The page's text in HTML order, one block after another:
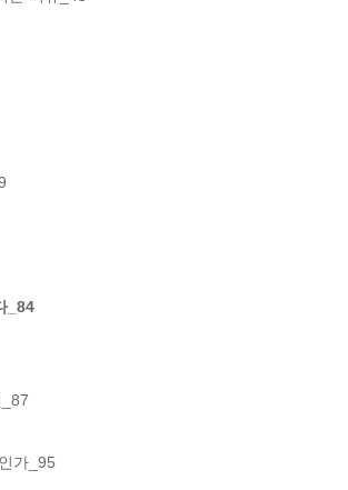
_84
가_95